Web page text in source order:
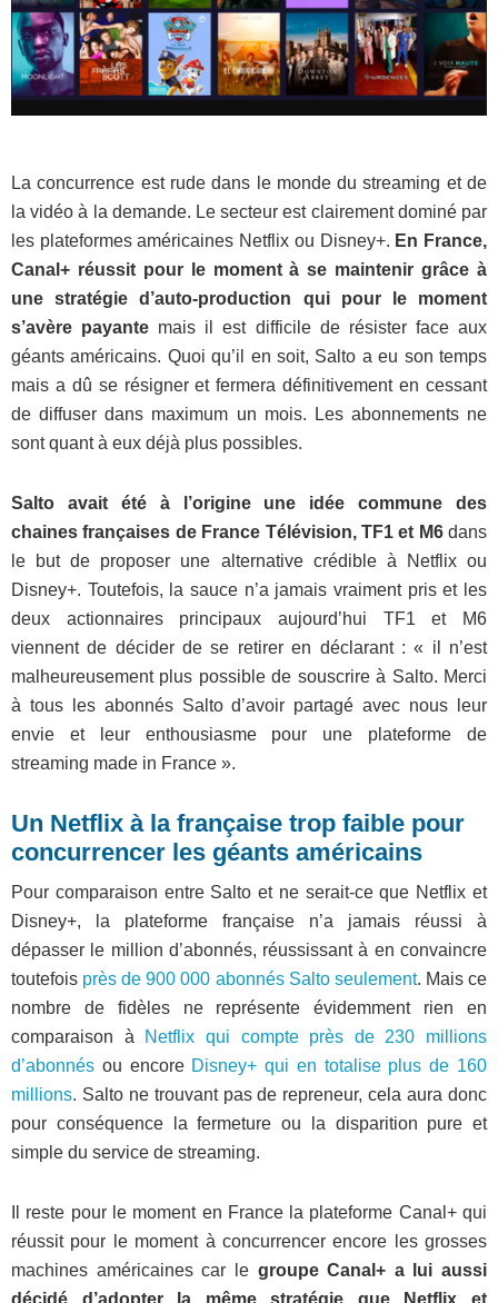
La concurrence est rude dans le monde du streaming et de
la vidéo à la demande. Le secteur est clairement dominé par
les plateformes américaines Netflix ou Disney+. En France,
Canal+ réussit pour le moment à se maintenir grâce à
une stratégie d’auto-production qui pour le moment
s’avère payante mais il est difficile de résister face aux
géants américains. Quoi qu’il en soit, Salto a eu son temps
mais a dû se résigner et fermera définitivement en cessant
de diffuser dans maximum un mois. Les abonnements ne
sont quant à eux déjà plus possibles.
Salto avait été à l’origine une idée commune des
chaines françaises de France Télévision, TF1 et M6dans
le but de proposer une alternative crédible à Netflix ou
Disney+. Toutefois, la sauce n’a jamais vraiment pris et les
deux actionnaires principaux aujourd’hui TF1 et M6
viennent de décider de se retirer en déclarant : « il n’est
malheureusement plus possible de souscrire à Salto. Merci
à tous les abonnés Salto d’avoir partagé avec nous leur
envie et leur enthousiasme pour une plateforme de
streaming made in France ».
Un Netflix à la française trop faible pour
concurrencer les géants américains
Pour comparaison entre Salto et ne serait-ce que Netflix et
Disney+, la plateforme française n’a jamais réussi à
dépasser le million d’abonnés, réussissant à en convaincre
toutefois près de 900 000 abonnés Salto seulement. Mais ce
nombre de fidèles ne représente évidemment rien en
comparaison à
Netflix qui compte près de 230 millions
d’abonnés ou encore Disney+ qui en totalise plus de 160
millions. Salto ne trouvant pas de repreneur, cela aura donc
pour conséquence la fermeture ou la disparition pure et
simple du service de streaming.
Il reste pour le moment en France la plateforme Canal+ qui
réussit pour le moment à concurrencer encore les grosses
machines américaines car le groupe Canal+ a lui aussi